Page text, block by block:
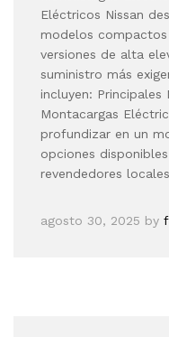
Eléctricos Nissan
modelos
versiones de alta
suministro más
incluyen:
Montacargas
profundizar en un
opciones
revendedores
agosto 30, 2025 by